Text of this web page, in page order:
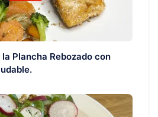
Plancha Rebozado con